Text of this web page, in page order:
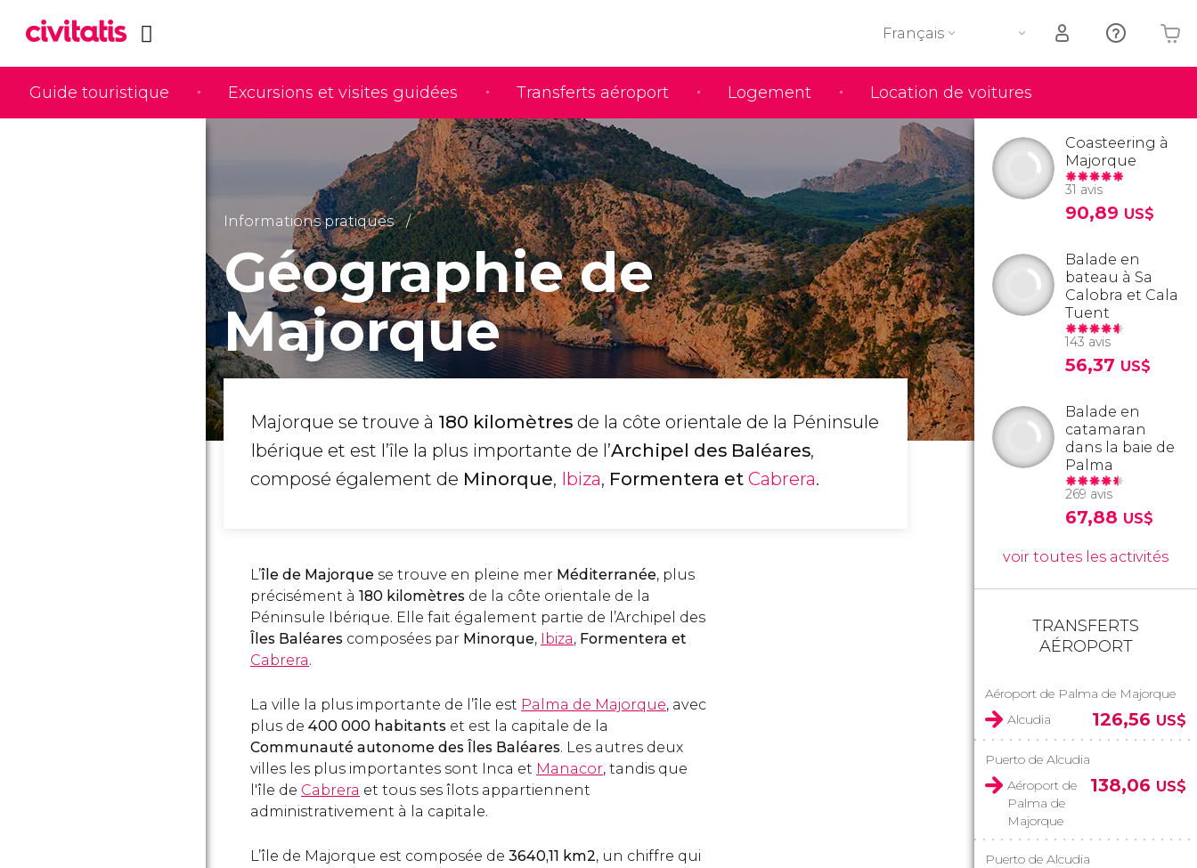
Guide touristique Excursions et visites guidées Transferts aéroport Logement Location de voitures
Français
Votre panier est vide
Informations pratiques
Géographie de
Majorque
Majorque se trouve à 180 kilomètres de la côte orientale de la Péninsule
Ibérique et est l’île la plus importante de l’Archipel des Baléares,
composé également de Minorque, Ibiza, Formentera et Cabrera.
L’île de Majorque se trouve en pleine mer Méditerranée, plus
précisément à 180 kilomètres de la côte orientale de la
Péninsule Ibérique. Elle fait également partie de l’Archipel des
Îles Baléares composées par Minorque, Ibiza, Formentera et
Cabrera.
La ville la plus importante de l’île est Palma de Majorque, avec
plus de 400 000 habitants et est la capitale de la
Communauté autonome des Îles Baléares. Les autres deux
villes les plus importantes sont Inca et Manacor, tandis que
l'île de Cabrera et tous ses îlots appartiennent
administrativement à la capitale.
L’île de Majorque est composée de 3640,11 km2, un chiffre qui
Coasteering à
Majorque
31 avis
90,89 US$
Balade en
bateau à Sa
Calobra et Cala
Tuent
143 avis
56,37 US$
Balade en
catamaran
dans la baie de
Palma
269 avis
67,88 US$
voir toutes les activités
TRANSFERTS
AÉROPORT
Aéroport de Palma de Majorque
Alcudia
126,56 US$
Puerto de Alcudia
Aéroport de
Palma de
Majorque
138,06 US$
Puerto de Alcudia